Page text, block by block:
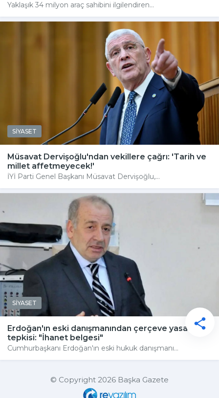
Yaklaşık 34 milyon araç sahibini ilgilendiren...
SİYASET
Müsavat Dervişoğlu'ndan vekillere çağrı: 'Tarih ve
millet affetmeyecek!'
İYİ Parti Genel Başkanı Müsavat Dervişoğlu,...
SİYASET
Erdoğan'ın eski danışmanından çerçeve yasa
tepkisi: "İhanet belgesi"
Cumhurbaşkanı Erdoğan'ın eski hukuk danışmanı...
© Copyright 2026 Başka Gazete